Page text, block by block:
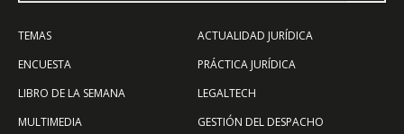
TEMAS
ENCUESTA
LIBRO DE LA SEMANA
MULTIMEDIA
ACTUALIDAD JURÍDICA
PRÁCTICA JURÍDICA
LEGALTECH
GESTIÓN DEL DESPACHO